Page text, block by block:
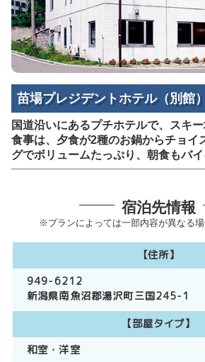
苗場プレジデントホテル（別館）
国道沿いにあるプチホテルで、スキー
食事は、夕食が2種のお鍋からチョイ
グでボリュームたっぷり、朝食もバ
宿泊先情報
※プランによっては一部内容が異なる場
【住所】
949-6212
新潟県南魚沼郡湯沢町三国245-1
【部屋タイプ】
和室
洋室